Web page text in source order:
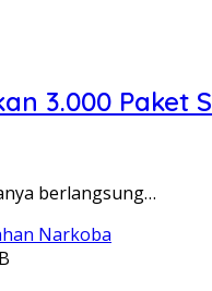
3.000 Paket
berlangsung…